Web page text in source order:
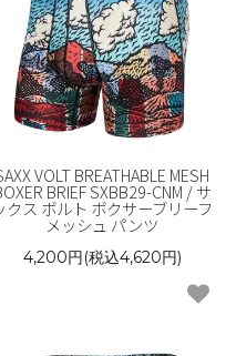
VOLT BREATHABLE MESH
BRIEF SXBB29-CNM / サ
クス ボルト ボクサーブリーフ
メッシュ パンツ
4,200円(税込4,620円)